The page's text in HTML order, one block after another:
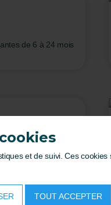
et de suivi. Ces
TOUT ACCEPTER
de 6 à 24 mois